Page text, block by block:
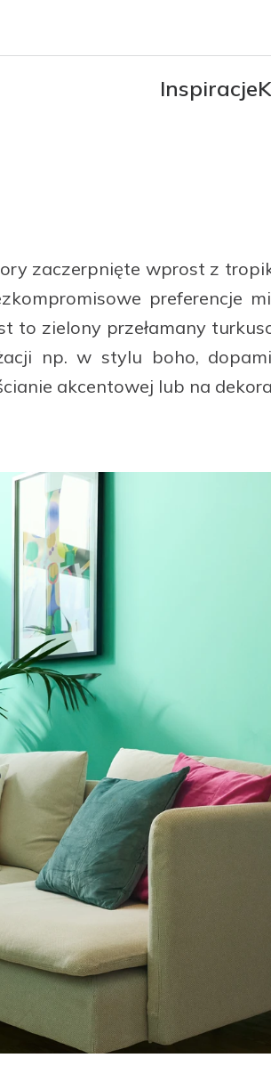
Inspiracje
zaczerpnięte wprost z
preferencje
to zielony przełamany
np. w stylu boho,
akcentowej lub na